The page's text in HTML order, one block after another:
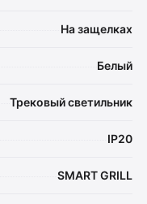
На защелках
Белый
Трековый светильник
IP20
SMART GRILL